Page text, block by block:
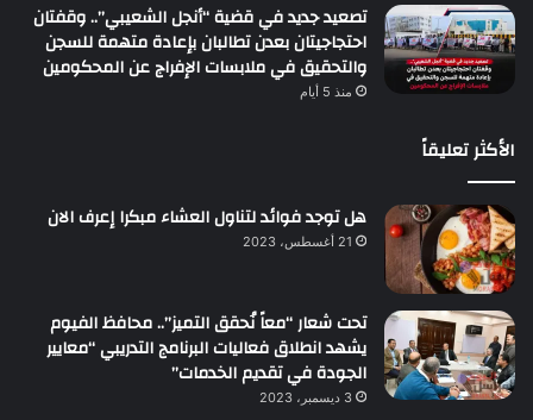
تصعيد جديد في قضية “أنجل الشعيبي”.. وقفتان
احتجاجيتان بعدن تطالبان بإعادة متهمة للسجن
والتحقيق في ملابسات الإفراج عن المحكومين
منذ 5 أيام
الأكثر تعليقاً
هل توجد فوائد لتناول العشاء مبكرا إعرف الان
21 أغسطس، 2023
تحت شعار “معاً نُحقق التميز”.. محافظ الفيوم
يشهد انطلاق فعاليات البرنامج التدريبي “معايير
الجودة في تقديم الخدمات”
3 ديسمبر، 2023